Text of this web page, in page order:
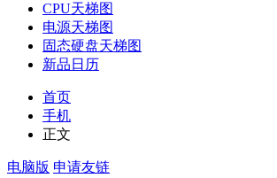
CPU天梯图
电源天梯图
固态硬盘天梯图
新品日历
首页
手机
正文
电脑版 申请友链